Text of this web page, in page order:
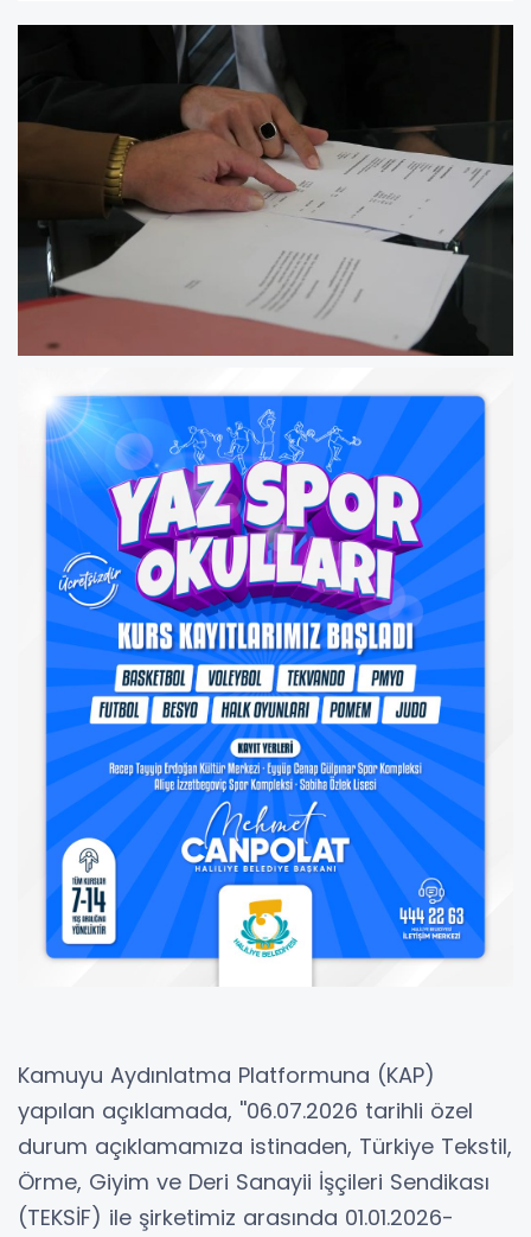
Kamuyu Aydınlatma Platformuna (KAP)
yapılan açıklamada, ''06.07.2026 tarihli özel
durum açıklamamıza istinaden, Türkiye Tekstil,
Örme, Giyim ve Deri Sanayii İşçileri Sendikası
(TEKSİF) ile şirketimiz arasında 01.01.2026-